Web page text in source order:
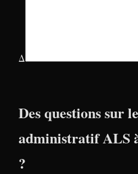
Δ
Des questions sur
administratif ALS
?